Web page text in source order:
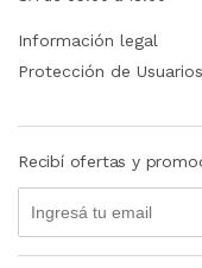
Información legal
Protección de
Recibí ofertas y